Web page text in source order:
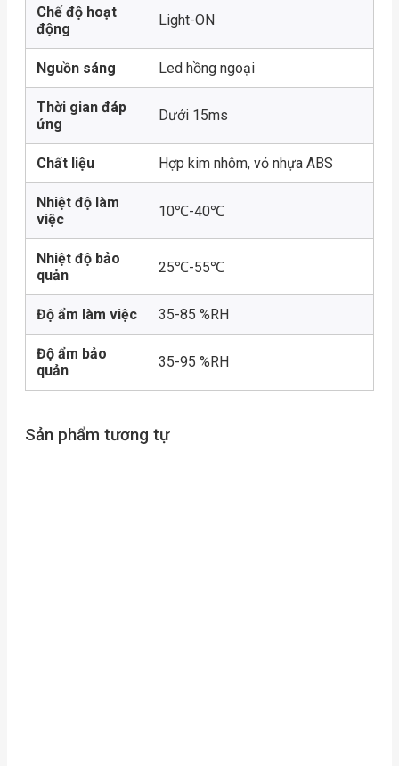
Chế độ hoạt
động
Light-ON
Nguồn sáng Led hồng ngoại
Thời gian đáp
ứng
Dưới 15ms
Chất liệu Hợp kim nhôm, vỏ nhựa ABS
Nhiệt độ làm
việc
10℃-40℃
Nhiệt độ bảo
quản
25℃-55℃
Độ ẩm làm việc 35-85 %RH
Độ ẩm bảo
quản
35-95 %RH
Sản phẩm tương tự